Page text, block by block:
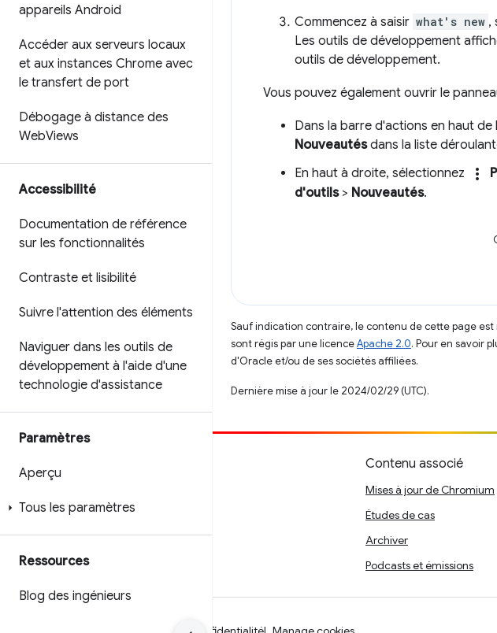
appareils Android
Accéder aux serveurs locaux
et aux instances Chrome avec
le transfert de port
Débogage à distance des
WebViews
Accessibilité
Documentation de référence
sur les fonctionnalités
Contraste et lisibilité
Suivre l'attention des éléments
Naviguer dans les outils de
développement à l'aide d'une
technologie d'assistance
Paramètres
Aperçu
Tous les paramètres
Ressources
Blog des ingénieurs
Commencez à saisir what's new ,
Les outils de développement
outils de développement.
Vous pouvez également ouvrir le
Dans la barre d'actions en haut de
Nouveautésdans la liste
En haut à droite, sélectionnez
more_vert
d'outils> Nouveautés.
Sauf indication contraire, le contenu de cette page
sont régis par une licenceApache 2.0. Pour en savoir
d'Oracle et/ou de ses sociétés affiliées.
Dernière mise à jour le 2024/02/29 (UTC).
Contribuer
Afficher les questions en suspens
Contenu associé
Mises à jour de Chromium
Études de cas
Archiver
Podcasts et émissions